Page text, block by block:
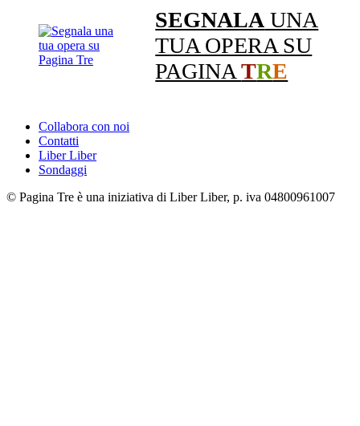
SEGNALA UNA
TUA OPERA SU
PAGINATRE
Collabora con noi
Contatti
Liber Liber
Sondaggi
© Pagina Tre è una iniziativa di Liber Liber, p. iva 04800961007